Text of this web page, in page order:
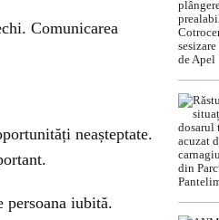
Comunicarea
neașteptate.
persoana iubită.